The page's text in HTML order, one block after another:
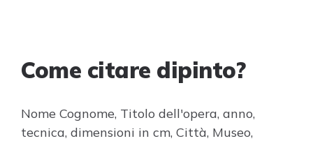
Come citare dipinto?
Nome Cognome, Titolo dell'opera, anno,
tecnica, dimensioni in cm, Città, Museo,